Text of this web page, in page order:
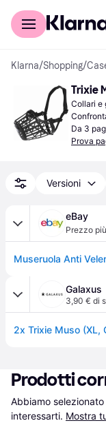
Per il tuo shopping
Klarna/Shopping/
Trixie
Collari e
Da 3
Prova
Versioni
eBay
Prezzo
Galaxus
3,90 € di
Prodotti
Abbiamo
interessarti. Mostra